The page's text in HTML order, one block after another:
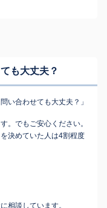
も大丈夫？
い合わせても大丈夫？」
。でもご安心ください。
決めていた人は4割程度
相談しています。